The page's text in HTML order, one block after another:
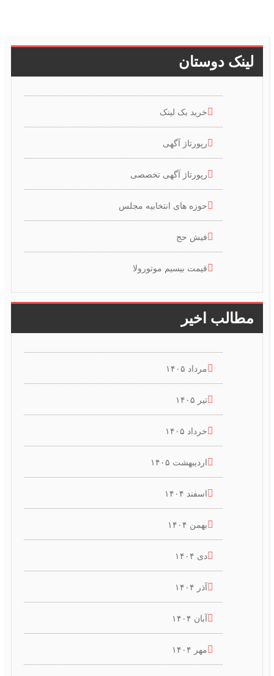
لینک دوستان
خرید بک لینک
رپورتاژ آگهی
رپورتاژ آگهی تخصصی
حوزه های انتخابیه مجلس
فیش حج
قیمت بیسیم موتورولا
مطالب اخیر
مرداد ۱۴۰۵
خرداد ۱۴۰۵
اردیبهشت ۱۴۰۵
اسفند ۱۴۰۴
بهمن ۱۴۰۴
آبان ۱۴۰۴
مهر ۱۴۰۴